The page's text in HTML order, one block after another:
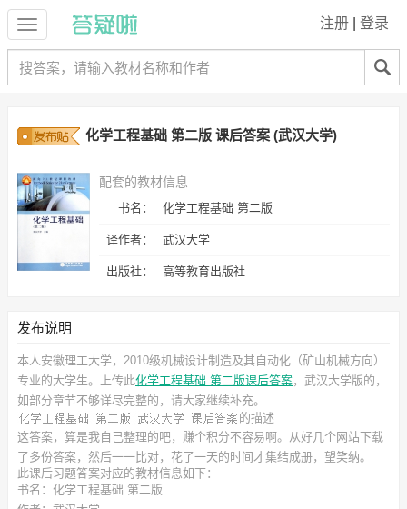
注册 登录
化学工程基础 第二版 课后答案 (武汉大学)
配套的教材信息
书名： 化学工程基础 第二版
译作者： 武汉大学
出版社： 高等教育出版社
发布说明
本人安徽理工大学，2010级机械设计制造及其自动化（矿山机械方向）
专业的大学生。上传此化学工程基础 第二版课后答案，武汉大学版的，
如部分章节不够详尽完整的，请大家继续补充。
的描述
这答案，算是我自己整理的吧，赚个积分不容易啊。从好几个网站下载
了多份答案，然后一一比对，花了一天的时间才集结成册，望笑纳。
此课后习题答案对应的教材信息如下：
书名：化学工程基础 第二版